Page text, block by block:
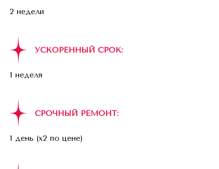
2 недели
УСКОРЕННЫЙ СРОК:
1 неделя
СРОЧНЫЙ РЕМОНТ:
1 день (x2 по цене)